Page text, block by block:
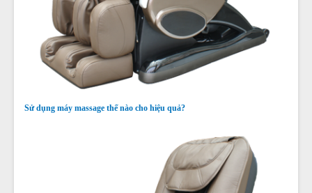
Sử dụng máy massage thế nào cho hiệu quả?